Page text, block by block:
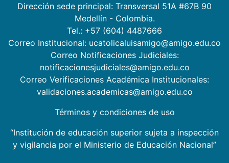
Dirección sede principal: Transversal 51A #67B 90
Medellín - Colombia.
Tel.: +57 (604) 4487666
Correo Institucional: ucatolicaluisamigo@amigo.edu.co
Correo Notificaciones Judiciales:
notificacionesjudiciales@amigo.edu.co
Correo Verificaciones Académica Institucionales:
validaciones.academicas@amigo.edu.co
Términos y condiciones de uso
“Institución de educación superior sujeta a inspección
y vigilancia por el Ministerio de Educación Nacional”